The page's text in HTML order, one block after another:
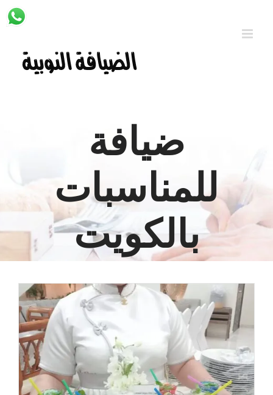
ضيافة
للمناسبات
بالكويت